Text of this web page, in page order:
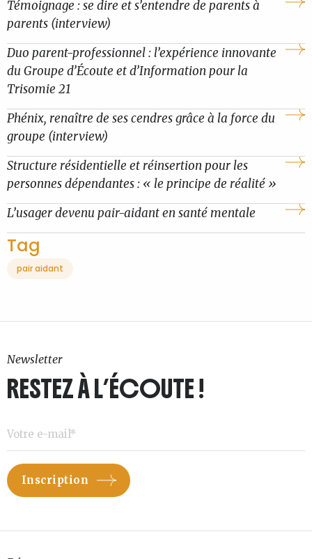
Témoignage : se dire et s’entendre de parents à
parents (interview)
Duo parent-professionnel : l’expérience innovante
du Groupe d’Écoute et d’Information pour la
Trisomie 21
Phénix, renaître de ses cendres grâce à la force du
groupe (interview)
Structure résidentielle et réinsertion pour les
personnes dépendantes : « le principe de réalité »
L’usager devenu pair-aidant en santé mentale
Tag
pair aidant
Newsletter
RESTEZ À L’ÉCOUTE !